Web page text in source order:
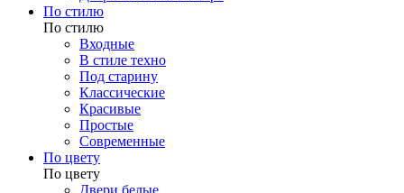
По стилю
По стилю
Входные
В стиле техно
Под старину
Классические
Красивые
Простые
Современные
По цвету
По цвету